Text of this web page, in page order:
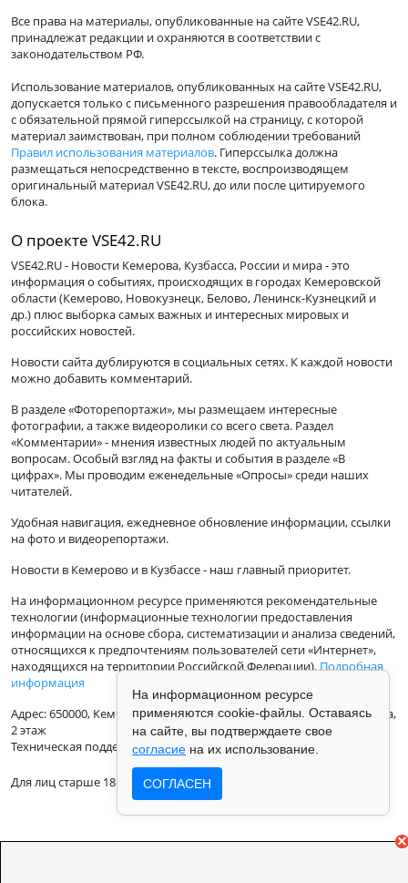
Все права на материалы, опубликованные на сайте VSE42.RU,
принадлежат редакции и охраняются в соответствии с
законодательством РФ.
Использование материалов, опубликованных на сайте VSE42.RU,
допускается только с письменного разрешения правообладателя и
с обязательной прямой гиперссылкой на страницу, с которой
материал заимствован, при полном соблюдении требований
Правил использования материалов. Гиперссылка должна
размещаться непосредственно в тексте, воспроизводящем
оригинальный материал VSE42.RU, до или после цитируемого
блока.
О проекте VSE42.RU
VSE42.RU - Новости Кемерова, Кузбасса, России и мира - это
информация о событиях, происходящих в городах Кемеровской
области (Кемерово, Новокузнецк, Белово, Ленинск-Кузнецкий и
др.) плюс выборка самых важных и интересных мировых и
российских новостей.
Новости сайта дублируются в социальных сетях. К каждой новости
можно добавить комментарий.
В разделе «Фоторепортажи», мы размещаем интересные
фотографии, а также видеоролики со всего света. Раздел
«Комментарии» - мнения известных людей по актуальным
вопросам. Особый взгляд на факты и события в разделе «В
цифрах». Мы проводим еженедельные «Опросы» среди наших
читателей.
Удобная навигация, ежедневное обновление информации, ссылки
на фото и видеорепортажи.
Новости в Кемерово и в Кузбассе - наш главный приоритет.
На информационном ресурсе применяются рекомендательные
технологии (информационные технологии предоставления
информации на основе сбора, систематизации и анализа сведений,
относящихся к предпочтениям пользователей сети «Интернет»,
находящихся на территории Российской Федерации).Подробная
информация
Адрес: 650000, Кемеровская Область, г.Кемерово, ул.Кузбасская 33а,
2 этаж
Техническая поддержка: support@vse42.ru
Для лиц старше 18 лет.
На информационном ресурсе
применяются cookie-файлы. Оставаясь
на сайте, вы подтверждаете свое
согласие на их использование.
СОГЛАСЕН